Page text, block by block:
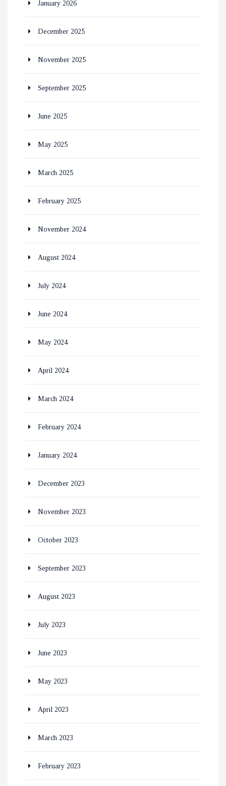
January 2026
December 2025
November 2025
September 2025
June 2025
May 2025
March 2025
February 2025
November 2024
August 2024
July 2024
June 2024
May 2024
April 2024
March 2024
February 2024
January 2024
December 2023
November 2023
October 2023
September 2023
August 2023
July 2023
June 2023
May 2023
April 2023
March 2023
February 2023